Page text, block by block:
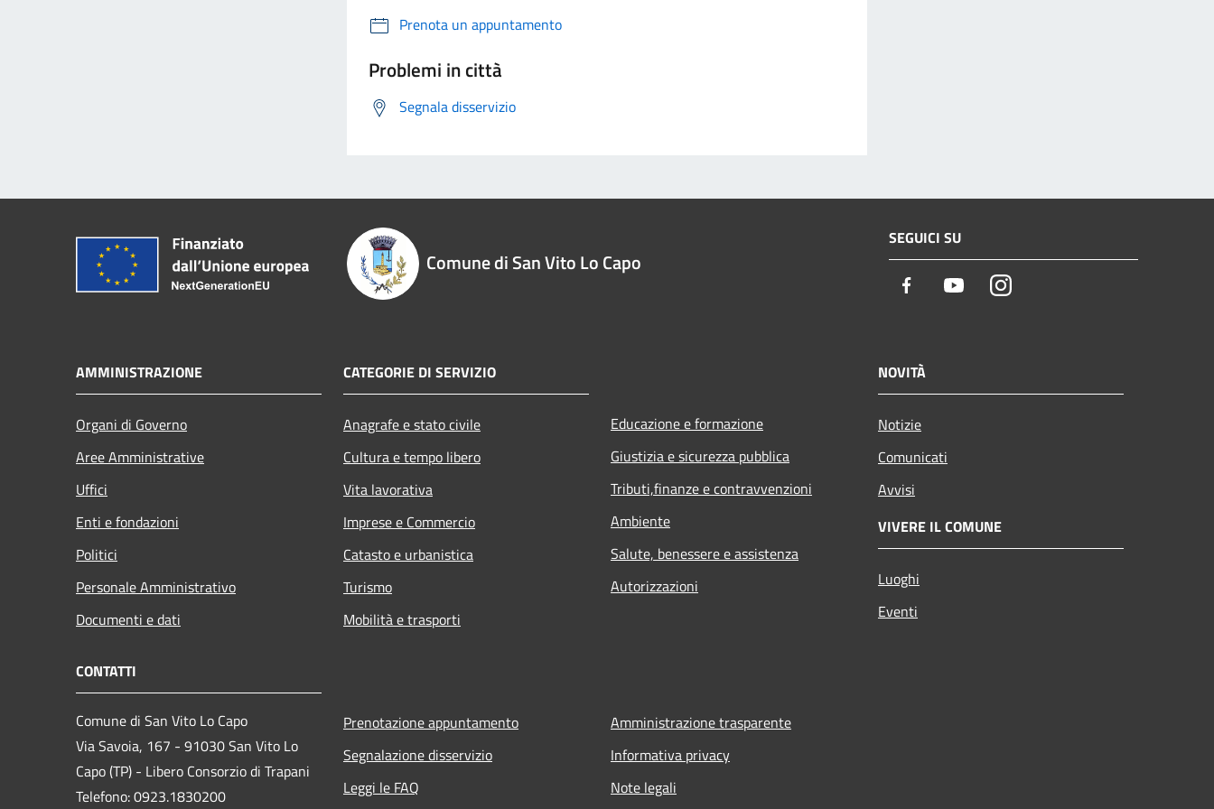
Prenota un appuntamento
Problemi in città
Segnala disservizio
Comune di San Vito Lo Capo
SEGUICI SU
Facebook YoutubeInstagram
AMMINISTRAZIONE
Organi di Governo
Aree Amministrative
Uffici
Enti e fondazioni
Politici
Personale Amministrativo
Documenti e dati
CATEGORIE DI SERVIZIO
Anagrafe e stato civile
Cultura e tempo libero
Vita lavorativa
Imprese e Commercio
Catasto e urbanistica
Turismo
Mobilità e trasporti
Educazione e formazione
Giustizia e sicurezza pubblica
Tributi,finanze e contravvenzioni
Ambiente
Salute, benessere e assistenza
Autorizzazioni
NOVITÀ
Notizie
Comunicati
Avvisi
VIVERE IL COMUNE
Luoghi
Eventi
CONTATTI
Comune di San Vito Lo Capo
Via Savoia, 167 - 91030 San Vito Lo
Capo (TP) - Libero Consorzio di Trapani
Telefono: 0923.1830200
Prenotazione appuntamento
Segnalazione disservizio
Leggi le FAQ
Amministrazione trasparente
Informativa privacy
Note legali